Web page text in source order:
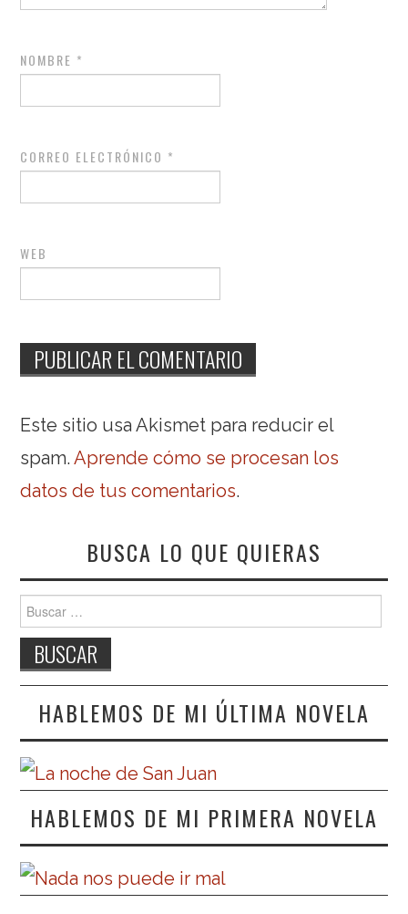
NOMBRE *
CORREO ELECTRÓNICO *
WEB
Este sitio usa Akismet para reducir el
spam.Aprende cómo se procesan los
datos de tus comentarios.
BUSCA LO QUE QUIERAS
Buscar:
HABLEMOS DE MI ÚLTIMA NOVELA
HABLEMOS DE MI PRIMERA NOVELA